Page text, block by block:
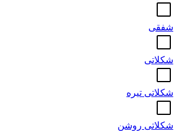
شفقی
شکلاتی
شکلاتی تیره
شکلاتی روشن